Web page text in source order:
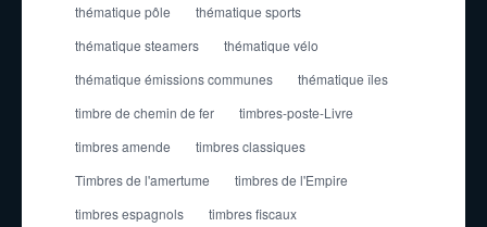
thématique pôle
thématique sports
thématique steamers
thématique vélo
thématique émissions communes
thématique îles
timbre de chemin de fer
timbres-poste-Livre
timbres amende
timbres classiques
Timbres de l'amertume
timbres de l'Empire
timbres espagnols
timbres fiscaux